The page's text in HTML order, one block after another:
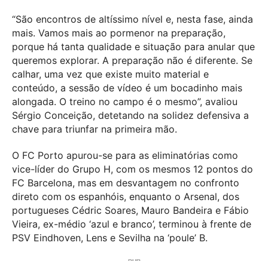
“São encontros de altíssimo nível e, nesta fase, ainda
mais. Vamos mais ao pormenor na preparação,
porque há tanta qualidade e situação para anular que
queremos explorar. A preparação não é diferente. Se
calhar, uma vez que existe muito material e
conteúdo, a sessão de vídeo é um bocadinho mais
alongada. O treino no campo é o mesmo”, avaliou
Sérgio Conceição, detetando na solidez defensiva a
chave para triunfar na primeira mão.
O FC Porto apurou-se para as eliminatórias como
vice-líder do Grupo H, com os mesmos 12 pontos do
FC Barcelona, mas em desvantagem no confronto
direto com os espanhóis, enquanto o Arsenal, dos
portugueses Cédric Soares, Mauro Bandeira e Fábio
Vieira, ex-médio ‘azul e branco’, terminou à frente de
PSV Eindhoven, Lens e Sevilha na ‘poule’ B.